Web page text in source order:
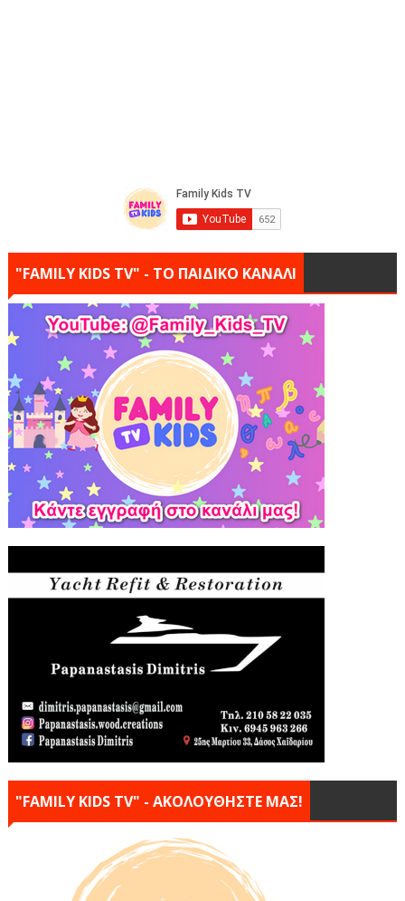
"FAMILY KIDS TV" - ΤΟ ΠΑΙΔΙΚΟ ΚΑΝΑΛΙ
"FAMILY KIDS TV" - ΑΚΟΛΟΥΘΗΣΤΕ ΜΑΣ!